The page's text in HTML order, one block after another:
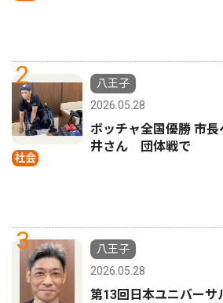
2
社会
八王子
2026.05.28
ボッチャ全国優勝 市
井さん 団体戦で
3
八王子
2026.05.28
第13回日本ユニバーサ